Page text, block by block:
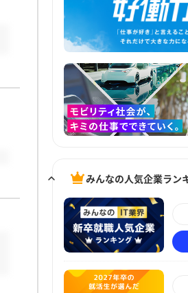
みんなの人気企業ラン